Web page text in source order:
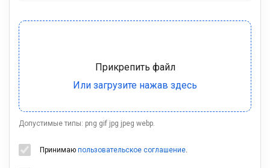
Допустимые типы: png gif jpg jpeg webp.
Принимаю пользовательское соглашение.